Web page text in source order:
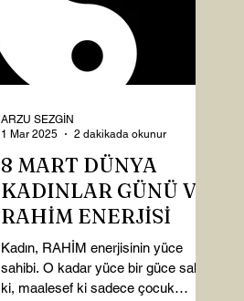
8 MART DÜNYA
KADINLAR GÜNÜ VE
RAHİM ENERJİSİ
Kadın, RAHİM enerjisinin yüce
sahibi. O kadar yüce bir güce sahip
ki, maalesef ki sadece çocuk
ARZU SEZGİN
1 Mar 2025
2 dakikada okunur